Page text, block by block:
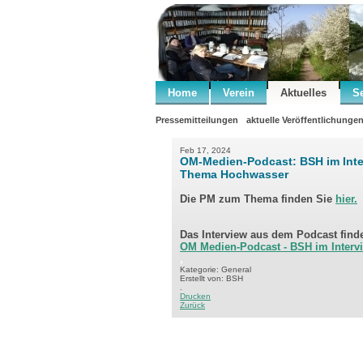
Home Verein Aktuelles
Pressemitteilungen aktuelle Veröffentlichungen
Feb 17, 2024
OM-Medien-Podcast: BSH im
Thema Hochwasser
Die PM zum Thema finden Sie hier.
Das Interview aus dem Podcast
OM Medien-Podcast - BSH im
,
Kategorie: General
Erstellt von: BSH
Drucken
Zurück